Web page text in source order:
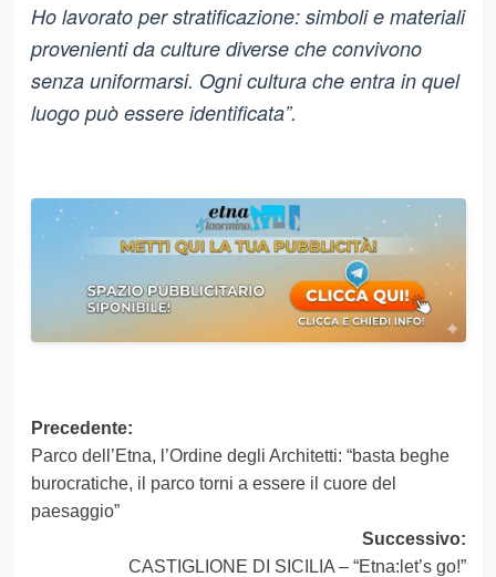
Ho lavorato per stratificazione: simboli e materiali
provenienti da culture diverse che convivono
senza uniformarsi. Ogni cultura che entra in quel
luogo può essere identificata”.
Navigazione
articolo
Precedente:
Parco dell’Etna, l’Ordine degli Architetti: “basta beghe
burocratiche, il parco torni a essere il cuore del
paesaggio”
Successivo:
CASTIGLIONE DI SICILIA – “Etna:let’s go!”